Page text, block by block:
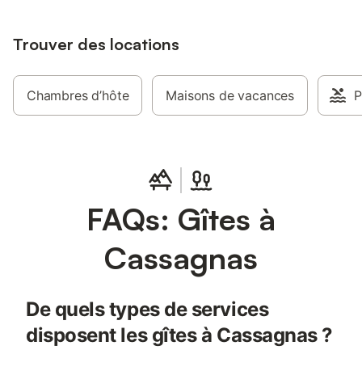
Trouver des locations
Chambres d’hôte Maisons de vacances
FAQs: Gîtes à
Cassagnas
De quels types de services
disposent les gîtes à Cassagnas ?